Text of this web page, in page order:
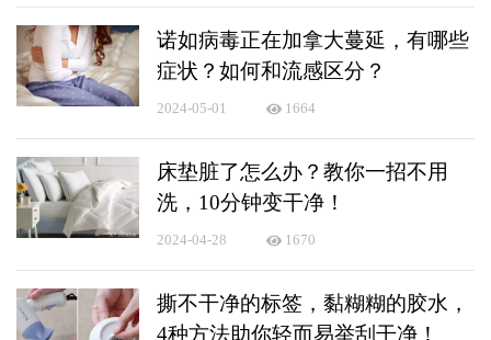
诺如病毒正在加拿大蔓延，有哪些
症状？如何和流感区分？
2024-05-01 1664
床垫脏了怎么办？教你一招不用
洗，10分钟变干净！
2024-04-28 1670
撕不干净的标签，黏糊糊的胶水，
4种方法助你轻而易举刮干净！